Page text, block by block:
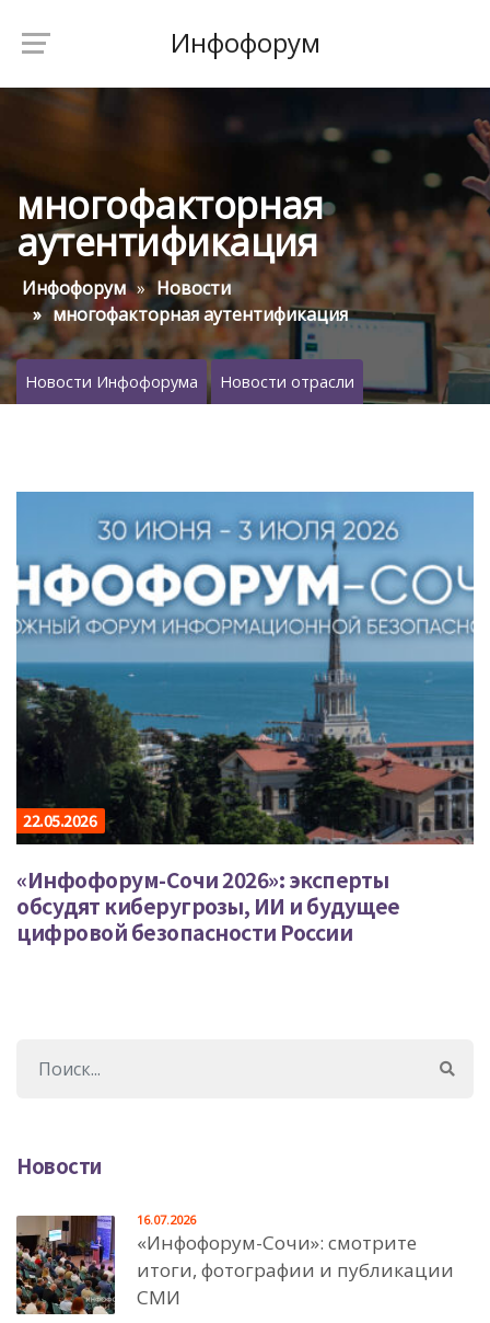
Инфофорум
многофакторная
аутентификация
Инфофорум
Новости
многофакторная аутентификация
Новости Инфофорума Новости отрасли
22.05.2026
«Инфофорум-Сочи 2026»: эксперты
обсудят киберугрозы, ИИ и будущее
цифровой безопасности России
Новости
«Инфофорум-Сочи»: смотрите
итоги, фотографии и публикации
СМИ
16.07.2026